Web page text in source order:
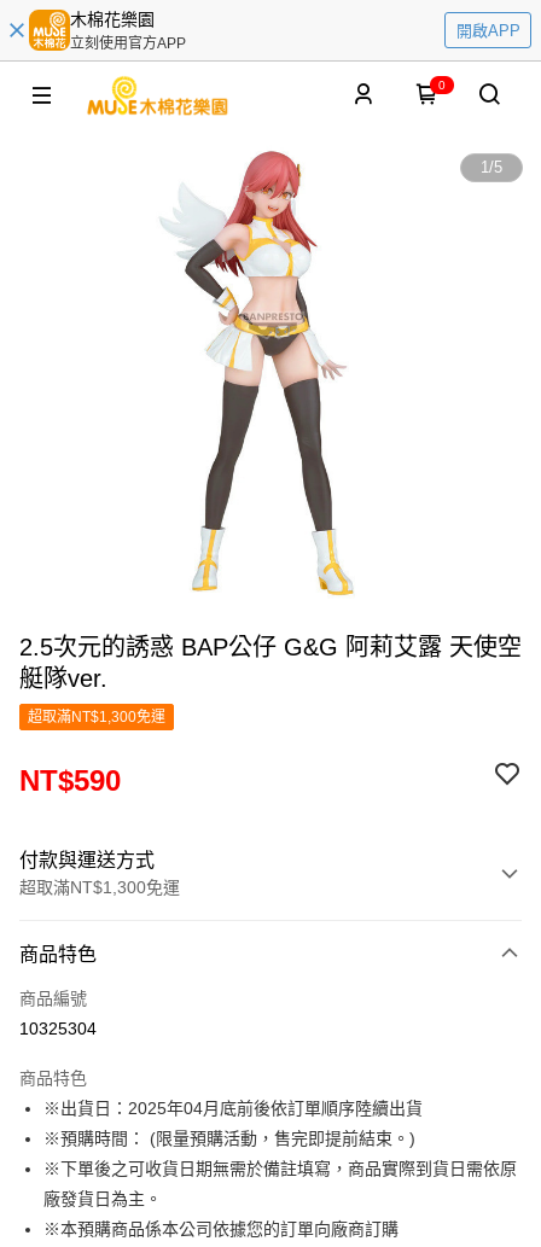
木棉花樂園
立刻使用官方APP
開啟APP
0
1/5
2.5次元的誘惑 BAP公仔 G&G 阿莉艾露 天使空
艇隊ver.
超取滿NT$1,300免運
NT$590
付款與運送方式
超取滿NT$1,300免運
信用卡一次付款
超商取貨付款
Apple Pay
悠遊付
Google Pay
ATM付款
商品特色
商品編號
10325304
商品特色
※出貨日：2025年04月底前後依訂單順序陸續出貨
※預購時間： (限量預購活動，售完即提前結束。)
※下單後之可收貨日期無需於備註填寫，商品實際到貨日需依原
廠發貨日為主。
※本預購商品係本公司依據您的訂單向廠商訂購